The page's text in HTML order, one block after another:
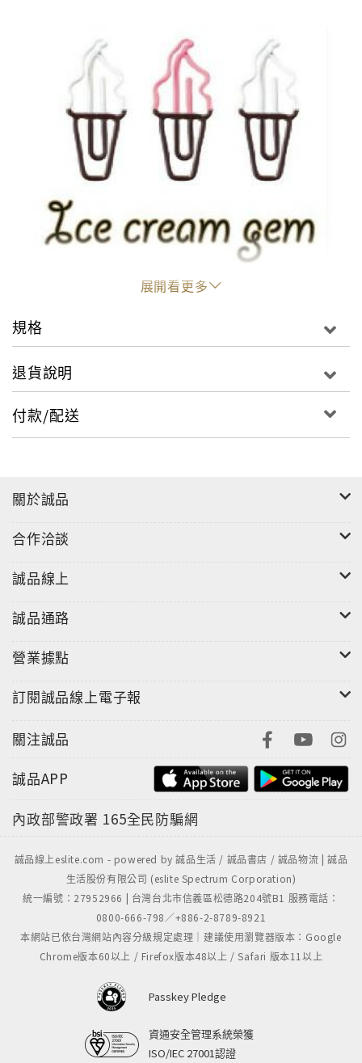
尺寸：3.4X1.4X0.2CM
材質：鋼
"
展開看更多
規格
退貨說明
付款/配送
關於誠品
合作洽談
誠品線上
誠品通路
營業據點
訂閱誠品線上電子報
關注誠品
誠品APP
內政部警政署 165全民防騙網
誠品線上eslite.com - powered by 誠品生活 / 誠品書店 / 誠品物流 | 誠品
生活股份有限公司 (eslite Spectrum Corporation)
統一編號：27952966 | 台灣台北市信義區松德路204號B1 服務電話：
0800-666-798／+886-2-8789-8921
本網站已依台灣網站內容分級規定處理｜建議使用瀏覽器版本：Google
Chrome版本60以上 / Firefox版本48以上 / Safari 版本11以上
Passkey Pledge
資通安全管理系統榮獲
ISO/IEC 27001認證